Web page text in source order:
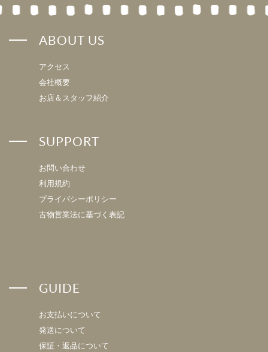
ABOUT US
アクセス
会社概要
お店＆スタッフ紹介
SUPPORT
お問い合わせ
利用規約
プライバシーポリシー
古物営業法に基づく表記
GUIDE
お支払いについて
発送について
保証・返品について